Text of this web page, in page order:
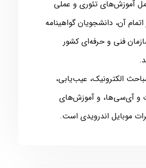
آموزش‌های تئوری و عملی
آن، دانشجویان گواهینامه
فنی و حرفه‌ای کشور
الکترونیک، عیب‌یابی،
و آی‌سی‌ها، و آموزش‌های
موبایل اندرویدی است.